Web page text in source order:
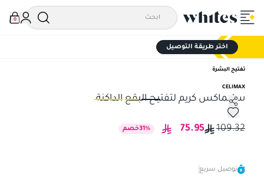
0
اختر طريقة التوصيل
تفتيح البشرة
CELIMAX
سليماكس كريم لتفتيح البقع الداكنة
سليماكس كريم لتفتيح البقع الداكنة
109.32
75.95
31% خصم
توصيل سريع